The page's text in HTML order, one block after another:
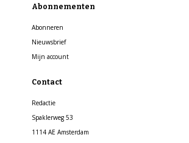
Abonnementen
Abonneren
Nieuwsbrief
Mijn account
Contact
Redactie
Spaklerweg 53
1114 AE Amsterdam